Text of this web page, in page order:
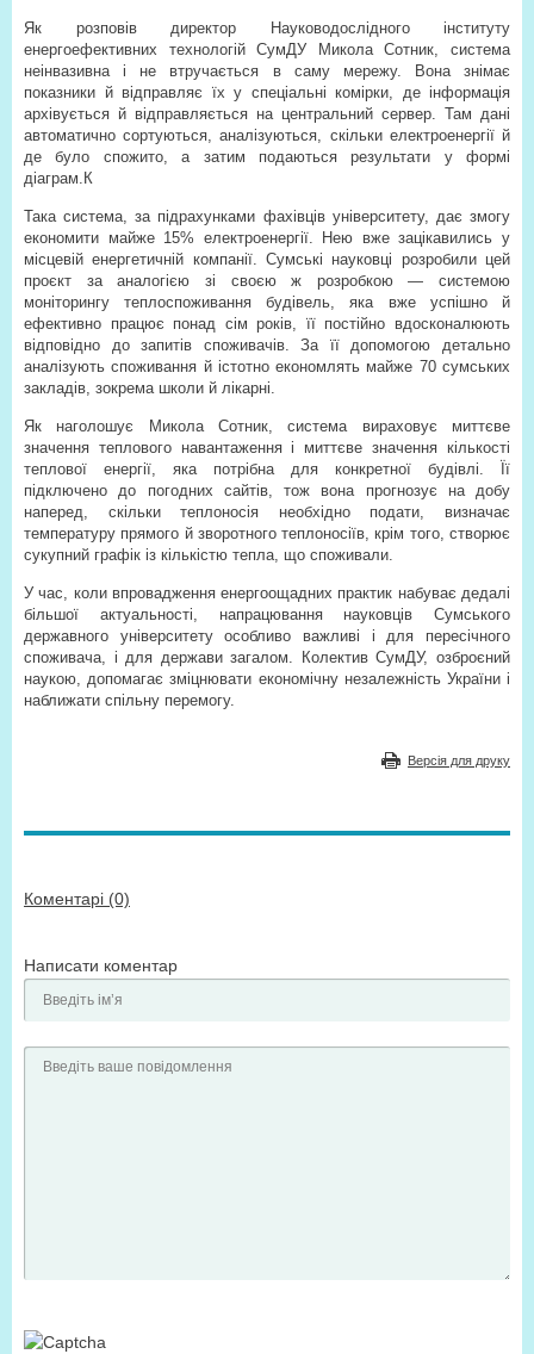
Як розповів директор Науково­дослідного інституту
енергоефективних технологій СумДУ Микола Сотник, система
неінвазивна і не втручається в саму мережу. Вона знімає
показники й відправляє їх у спеціальні комірки, де інформація
архівується й відправляється на центральний сервер. Там дані
автоматично сортуються, аналізуються, скільки електроенергії й
де було спожито, а затим подаються результати у формі
діаграм.К
Така система, за підрахунками фахівців університету, дає змогу
економити майже 15% електроенергії. Нею вже зацікавились у
місцевій енергетичній компанії. Сумські науковці розробили цей
проєкт за аналогією зі своєю ж розробкою — системою
моніторингу теплоспоживання будівель, яка вже успішно й
ефективно працює понад сім років, її постійно вдосконалюють
відповідно до запитів споживачів. За її допомогою детально
аналізують споживання й істотно економлять майже 70 сумських
закладів, зокрема школи й лікарні.
Як наголошує Микола Сотник, система вираховує миттєве
значення теплового навантаження і миттєве значення кількості
теплової енергії, яка потрібна для конкретної будівлі. Її
підключено до погодних сайтів, тож вона прогнозує на добу
наперед, скільки теплоносія необхідно подати, визначає
температуру прямого й зворотного теплоносіїв, крім того, створює
сукупний графік із кількістю тепла, що споживали.
У час, коли впровадження енергоощадних практик набуває дедалі
більшої актуальності, напрацювання науковців Сумського
державного університету особливо важливі і для пересічного
споживача, і для держави загалом. Колектив СумДУ, озброєний
наукою, допомагає зміцнювати економічну незалежність України і
наближати спільну перемогу.
Версія для друку
Коментарі (0)
Написати коментар